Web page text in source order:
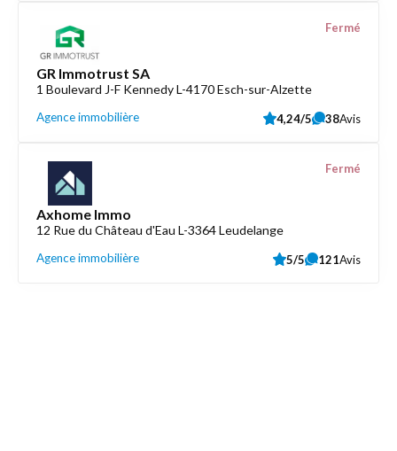
GR Immotrust SA
1 Boulevard J-F Kennedy L-4170 Esch-sur-Alzette
Agence immobilière
Fermé
4,24/5 38Avis
Axhome Immo
12 Rue du Château d'Eau L-3364 Leudelange
Agence immobilière
Fermé
5/5 121Avis